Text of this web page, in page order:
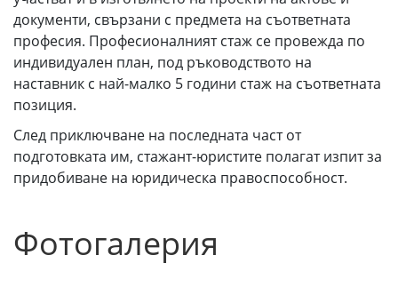
документи, свързани с предмета на съответната
професия. Професионалният стаж се провежда по
индивидуален план, под ръководството на
наставник с най-малко 5 години стаж на съответната
позиция.
След приключване на последната част от
подготовката им, стажант-юристите полагат изпит за
придобиване на юридическа правоспособност.
Фотогалерия